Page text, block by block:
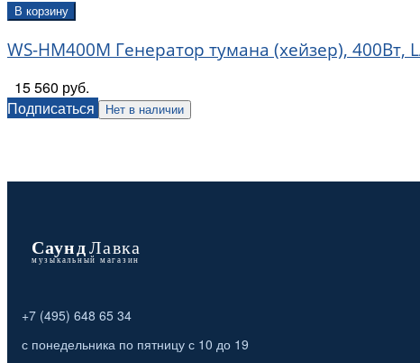
В корзину
WS-HM400M Генератор тумана (хейзер), 400Вт,
15 560 руб.
Подписаться
Нет в наличии
+7 (495) 648 65 34
с понедельника по пятницу с 10 до 19